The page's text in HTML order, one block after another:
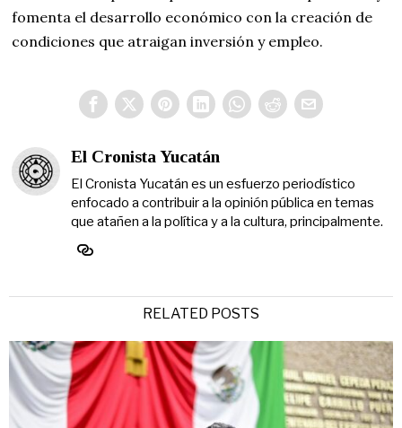
fomenta el desarrollo económico con la creación de
condiciones que atraigan inversión y empleo.
El Cronista Yucatán
El Cronista Yucatán es un esfuerzo periodístico
enfocado a contribuir a la opinión pública en temas
que atañen a la política y a la cultura, principalmente.
RELATED POSTS